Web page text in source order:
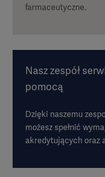
farmaceutyczne.
Nasz zespół
pomocą
Dzięki naszemu
możesz spełnić
akredytujących oraz